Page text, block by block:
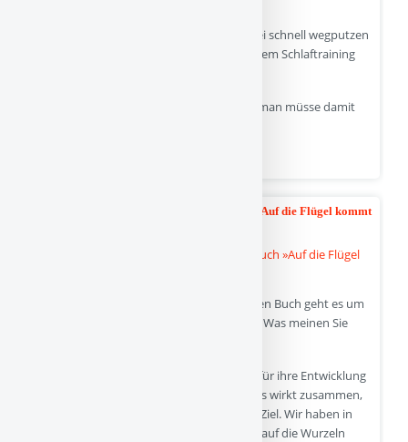
„In diesem Fall sollten die Eltern die Sauerei schnell wegputzen
und dann das Zimmer verlassen und mit dem Schlaftraining
Die Antwort von Frau Kast-Zahn: ebenso (man müsse damit
Herbert Renz-Polster über sein neues Buch »Auf die Flügel kommt
Lieber Herbert Renz-Polster, in Ihrem neuen Buch geht es um
die »Flügel« in der Begleitung von Kindern. Was meinen Sie
Es gibt ja dieses Bild, nach dem die Kinder für ihre Entwicklung
Wurzeln, aber auch Flügel brauchen. Beides wirkt zusammen,
das eine führt ohne das andere nicht zum Ziel. Wir haben in
den letzten 20 Jahren einen starken Fokus auf die Wurzeln